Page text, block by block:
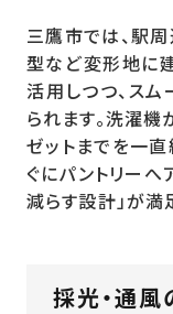
三鷹市では、駅
型など変形地に
活用しつつ、ス
られます。洗濯機
ゼットまでを一
ぐにパントリーへ
減らす設計」が満
採光・通